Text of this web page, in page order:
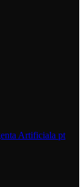
Artificiala pt